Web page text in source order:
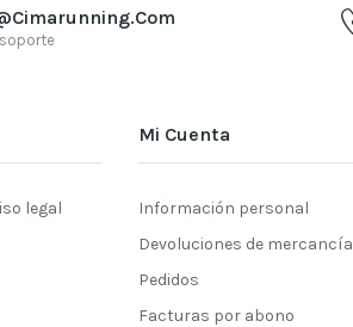
legal
Mi Cuenta
Información personal
Devoluciones de mercancía
Pedidos
Facturas por abono